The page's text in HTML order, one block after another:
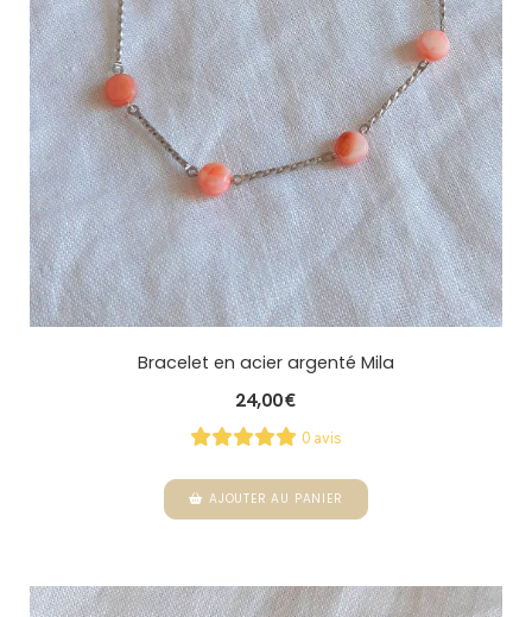
Bracelet en acier argenté Mila
24,00€
0 avis
AJOUTER AU PANIER